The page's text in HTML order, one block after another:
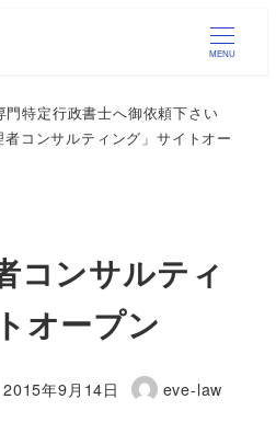
MENU
特定行政書士へ御依頼下さい
者コンサルティング」サイトオー
コンサルティ
オープン
日
2015年9月14日
著
eve-law